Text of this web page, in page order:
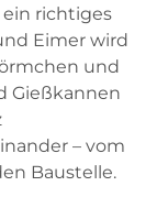
ein richtiges
Eimer wird
und
Gießkannen
– vom
Baustelle.